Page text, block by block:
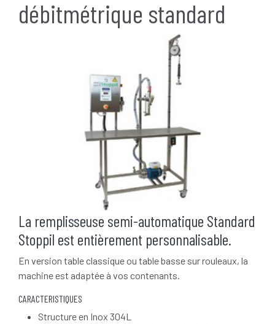
débitmétrique standard
La remplisseuse semi-automatique Standard
Stoppil est entièrement personnalisable.
En version table classique ou table basse sur rouleaux, la
machine est adaptée à vos contenants.
CARACTERISTIQUES
Structure en Inox 304L